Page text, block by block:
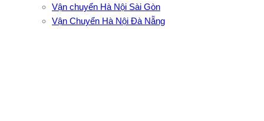
Vận chuyển Hà Nội Sài Gòn
Vận Chuyển Hà Nội Đà Nẵng